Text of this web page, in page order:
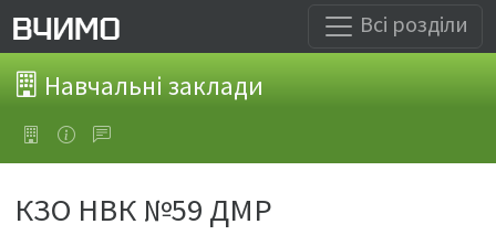
Всі розділи
Навчальні заклади
КЗО НВК №59 ДМР